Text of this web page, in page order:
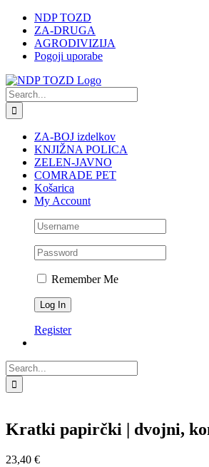
Skip
content
NDP TOZD
ZA-DRUGA
AGRODIVIZIJA
Pogoji uporabe
Search
for:
ZA-BOJ izdelkov
KNJIŽNA POLICA
ZELEN-JAVNO
COMRADE PET
Košarica
My Account
Remember Me
Register
Search
for:
Kratki papirčki | dvojni,
23,40 €